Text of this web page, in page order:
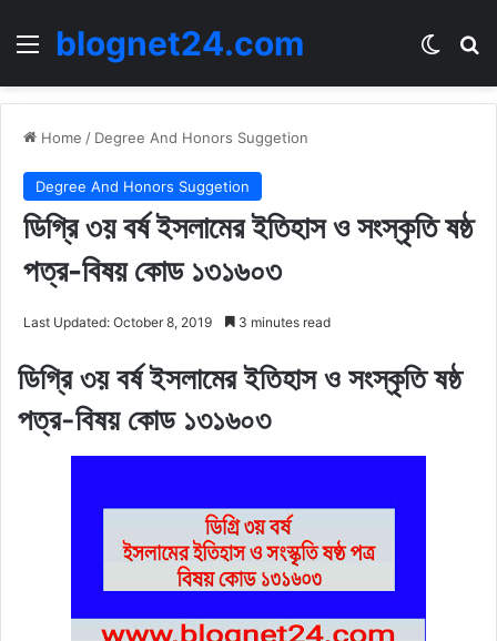
Menublognet24.com
Home / Degree And Honors Suggetion
Degree And Honors Suggetion
ডিগ্রি ৩য় বর্ষ ইসলামের ইতিহাস ও সংস্কৃতি ষষ্ঠ
পত্র-বিষয় কোড ১৩১৬০৩
Last Updated: October 8, 2019 3 minutes read
ডিগ্রি ৩য় বর্ষ ইসলামের ইতিহাস ও সংস্কৃতি ষষ্ঠ
পত্র-বিষয় কোড ১৩১৬০৩